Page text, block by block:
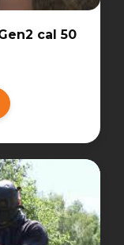
cal 50